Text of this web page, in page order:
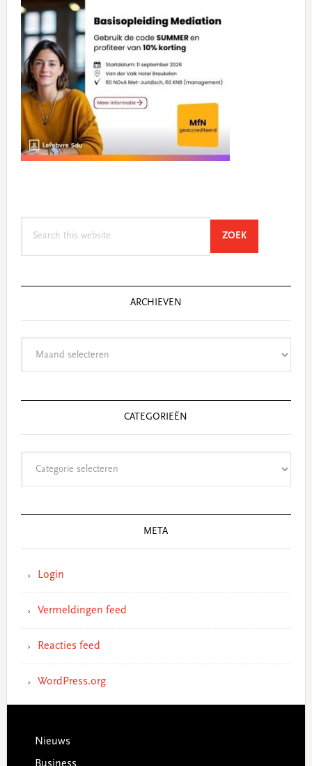
ZOEKSEARCH
ARCHIEVEN
CATEGORIEËN
META
Login
Vermeldingen feed
Reacties feed
WordPress.org
Footer
Nieuws
Business